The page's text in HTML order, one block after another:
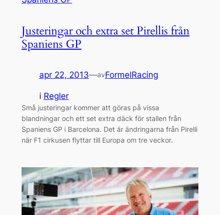
Justeringar och extra set Pirellis från
Spaniens GP
apr 22, 2013—avFormelRacing
i Regler
Små justeringar kommer att göras på vissa
blandningar och ett set extra däck för stallen från
Spaniens GP i Barcelona. Det är ändringarna från Pirelli
när F1 cirkusen flyttar till Europa om tre veckor.